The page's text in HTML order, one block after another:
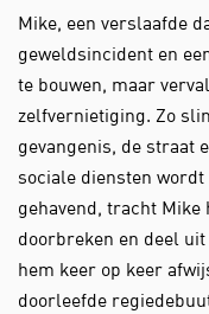
Mike, een verslaafde
geweldsincident en
te bouwen, maar
zelfvernietiging. Zo
gevangenis, de straat
sociale diensten
gehavend, tracht
doorbreken en deel
hem keer op keer
doorleefde